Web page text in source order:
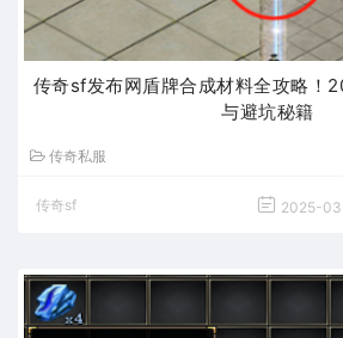
传奇sf发布网盾牌合成材料全攻略！
与避坑秘籍
传奇私服
传奇sf
2025-